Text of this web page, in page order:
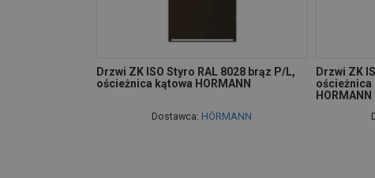
Drzwi ZK ISO Styro RAL 8028 brąz P/L,
ościeżnica kątowa HORMANN
Dostawca: HÖRMANN
Drzwi ZK
ościeżnica
HORMANN